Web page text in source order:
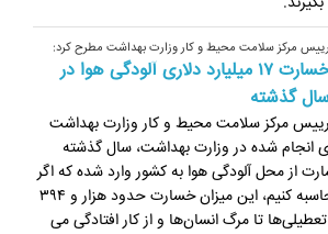
رییس مرکز سلامت محیط و کار وزارت بهداشت مطرح کرد:
خسارت ۱۷ میلیارد دلاری آلودگی هوا در
گذشته
رییس مرکز سلامت محیط و کار وزارت بهداشت
شده در وزارت بهداشت، سال گذشته
خسارت از محل آلودگی هوا به کشور وارد شده که اگر
با دلار ۸۲ هزار تومانی محاسبه کنیم، این میزان خسارت حدود هزار و ۳۹۴
تا مرگ انسان‌ها و از کار افتادگی می